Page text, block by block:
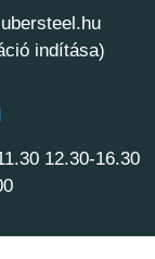
indítása)
12.30-16.30